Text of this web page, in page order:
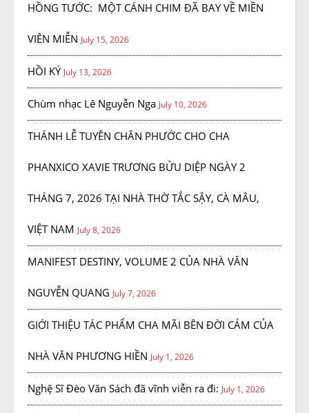
HỒNG TƯỚC: MỘT CÁNH CHIM ĐÃ BAY VỀ MIỀN
VIÊN MIỄN July 15, 2026
HỒI KÝ July 13, 2026
Chùm nhạc Lê Nguyễn Nga July 10, 2026
THÁNH LỄ TUYÊN CHÂN PHƯỚC CHO CHA
PHANXICO XAVIE TRƯƠNG BỬU DIỆP NGÀY 2
THÁNG 7, 2026 TẠI NHÀ THỜ TẮC SẬY, CÀ MÂU,
VIỆT NAM July 8, 2026
MANIFEST DESTINY, VOLUME 2 CỦA NHÀ VĂN
NGUYỄN QUANG July 7, 2026
GIỚI THIỆU TÁC PHẨM CHA MÃI BÊN ĐỜI CẢM CỦA
NHÀ VĂN PHƯƠNG HIỀN July 1, 2026
Nghệ Sĩ Đèo Văn Sách đã vĩnh viễn ra đi: July 1, 2026